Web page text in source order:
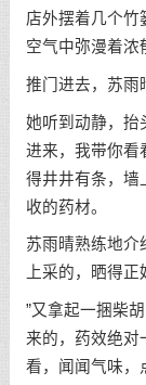
店外摆着几个竹
空气中弥漫着浓
推门进去，苏雨
她听到动静，抬
进来，我带你看
得井井有条，墙
收的药材。
苏雨晴熟练地介
上采的，晒得
”又拿起一捆柴
来的，药效绝对
看，闻闻气味，